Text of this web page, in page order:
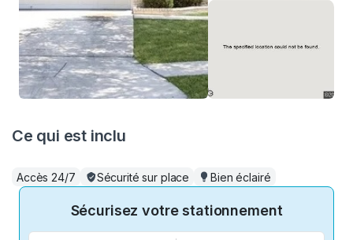
Ce qui est inclu
Accès 24/7 Sécurité sur place Bien éclairé
Sécurisez votre stationnement